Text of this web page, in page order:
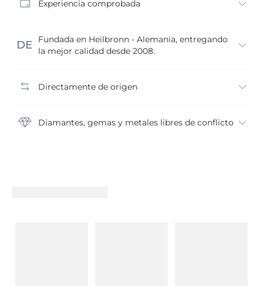
Experiencia comprobada
Fundada en Heilbronn - Alemania, entregando
la mejor calidad desde 2008.
Directamente de origen
Diamantes, gemas y metales libres de conflicto